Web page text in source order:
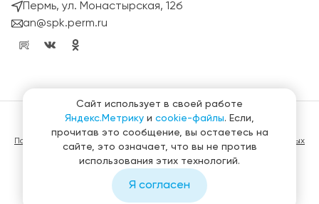
Пермь, ул. Монастырская, 12б
an@spk.perm.ru
© ГК СтройПанельКомплект 2023 – 2026
Политика конфиденциальности в отношении обработки персональных
данных
Материалы, представленные на сайте не являются публичной
Создание и продвижение сайтов
Сайт использует в своей работе
Яндекс.Метрику и cookie-файлы. Если,
прочитав это сообщение, вы остаетесь на
сайте, это означает, что вы не против
использования этих технологий.
Я согласен